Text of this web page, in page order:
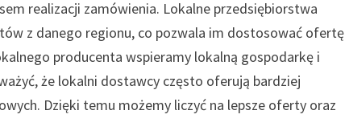
realizacji zamówienia. Lokalne przedsiębiorstwa
z danego regionu, co pozwala im dostosować ofertę
producenta wspieramy lokalną gospodarkę i
że lokalni dostawcy często oferują bardziej
Dzięki temu możemy liczyć na lepsze oferty oraz